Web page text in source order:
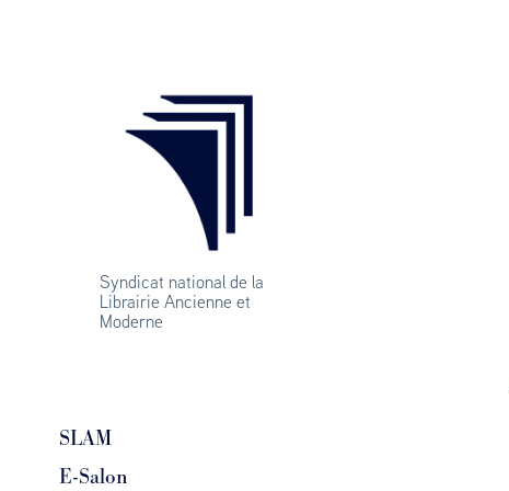
Syndicat national de la
Librairie Ancienne et
Moderne
SLAM
E-Salon